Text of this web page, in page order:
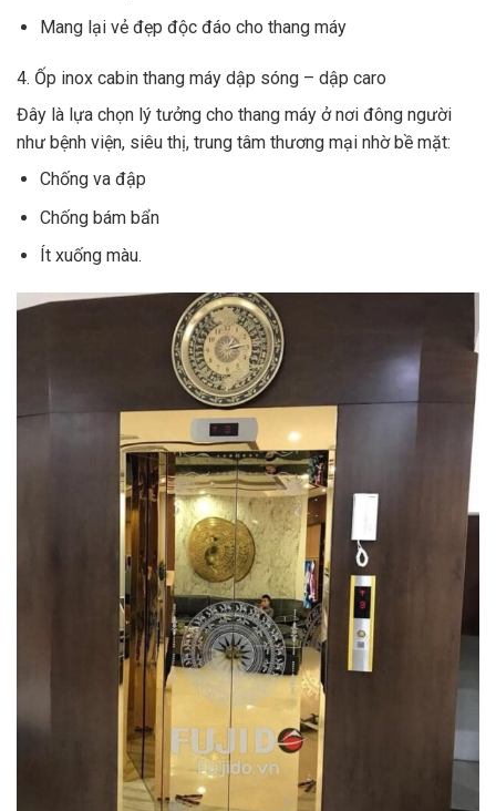
Mang lại vẻ đẹp độc đáo cho thang máy
4. Ốp inox cabin thang máy dập sóng – dập caro
Đây là lựa chọn lý tưởng cho thang máy ở nơi đông người
như bệnh viện, siêu thị, trung tâm thương mại nhờ bề mặt:
Chống va đập
Chống bám bẩn
Ít xuống màu.